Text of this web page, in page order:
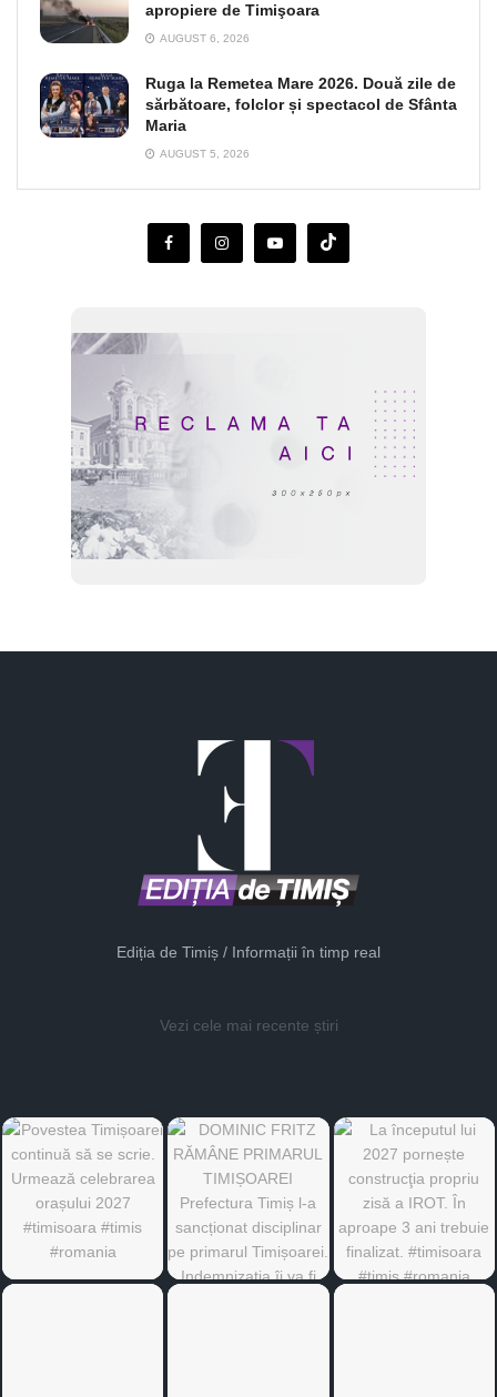
apropiere de Timişoara
AUGUST 6, 2026
Ruga la Remetea Mare 2026. Două zile de
sărbătoare, folclor și spectacol de Sfânta
Maria
AUGUST 5, 2026
Ediția de Timiș / Informații în timp real
Vezi cele mai recente știri